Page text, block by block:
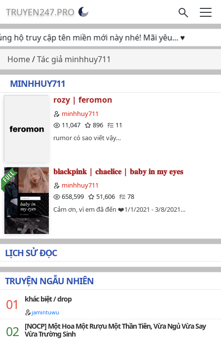
TRUYEN247.PRO
hộ truy cập tên miền mới này nhé! Mãi yêu... ♥
Home/Tác giả minhhuy711
MINHHUY711
rozy | feromon
minhhuy711
11,047
896
11
rumor có sao viết vậy…
𝐛𝐥𝐚𝐜𝐤𝐩𝐢𝐧𝐤 | 𝐜𝐡𝐚𝐞𝐥𝐢𝐜𝐞 | 𝐛𝐚𝐛𝐲 𝐢𝐧 𝐦𝐲 𝐞𝐲𝐞𝐬
minhhuy711
658,599
51,606
78
Cảm ơn, vì em đã đến ❤️1/1/2021 - 3/8/2021…
LỊCH SỬ ĐỌC
TRUYỆN NGẪU NHIÊN
khác biệt / drop
jamintuwu
[NOCP] Một Hoa Một Rượu Một Thần Tiên, Vừa Ngủ Vừa Say
Vừa Trường Sinh